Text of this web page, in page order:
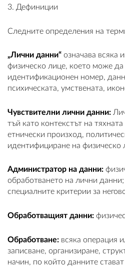
3. Дефиниции
Следните определения на
„Лични данни“ означава всяка
физическо лице, което може
идентификационен номер,
психическата, умствената,
Чувствителни лични данни:
тъй като контекстът на
етнически произход,
идентифициране на физическо
Администратор на данни:
обработването на лични
специалните критерии за
Обработващият данни:
Обработване: всяка операция
записване, организиране,
начин, по който данните